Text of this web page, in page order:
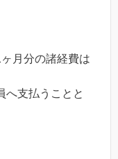
月分の諸経費は
へ支払うことと